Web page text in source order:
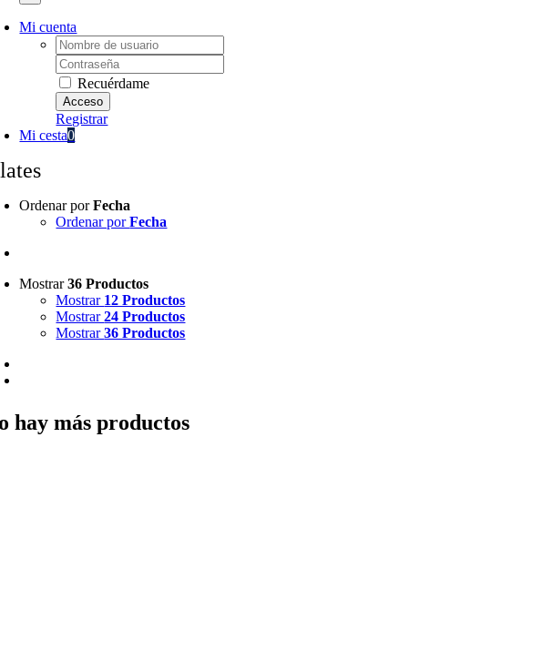
Mi cuenta
Username:
Password:
Recuérdame
Registrar
Mi cesta0
Ordenar porFecha
Ordenar porFecha
Mostrar36 Productos
Mostrar 12 Productos
Mostrar24 Productos
Mostrar36 Productos
hay más productos